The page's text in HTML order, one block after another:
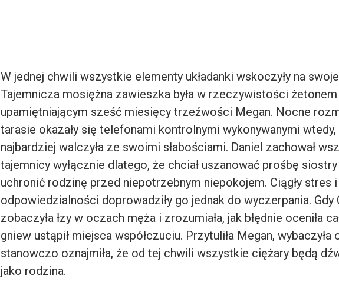
W jednej chwili wszystkie elementy układanki wskoczyły na
Tajemnicza mosiężna zawieszka była w rzeczywistości żetonem
upamiętniającym sześć miesięcy trzeźwości Megan. Nocne
tarasie okazały się telefonami kontrolnymi wykonywanymi wtedy,
najbardziej walczyła ze swoimi słabościami. Daniel zachował
tajemnicy wyłącznie dlatego, że chciał uszanować prośbę
uchronić rodzinę przed niepotrzebnym niepokojem. Ciągły stres
odpowiedzialności doprowadziły go jednak do wyczerpania. Gdy
zobaczyła łzy w oczach męża i zrozumiała, jak błędnie oceniła
gniew ustąpił miejsca współczuciu. Przytuliła Megan, wybaczyła
stanowczo oznajmiła, że od tej chwili wszystkie ciężary będą
jako rodzina.